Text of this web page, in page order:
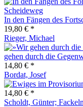
In den Fängen des
19,80 € *
Rieger, Michael
gehen durch die
14,80 € *
Bordat, Josef
14,80 € *
Scholdt, Günter;